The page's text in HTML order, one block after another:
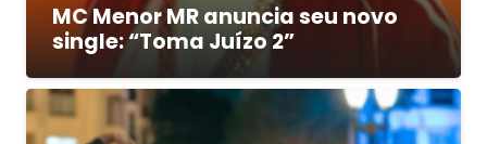
MC Menor MR anuncia seu novo
single: “Toma Juízo 2”